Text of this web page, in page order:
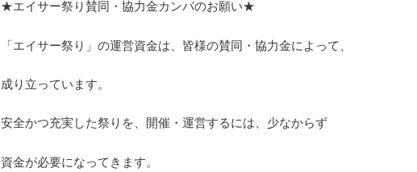
★エイサー祭り賛同・協力金カンパのお願い★
「エイサー祭り」の運営資金は、皆様の賛同・協力金によって、
成り立っています。
安全かつ充実した祭りを、開催・運営するには、少なからず
資金が必要になってきます。